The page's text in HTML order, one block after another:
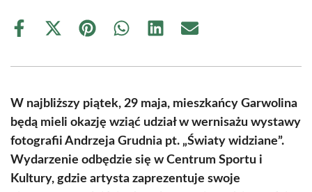
Share
Share
(Twitter)
Share Share Share Share
W najbliższy piątek, 29 maja, mieszkańcy Garwolina
będą mieli okazję wziąć udział w wernisażu wystawy
fotografii Andrzeja Grudnia pt. „Światy widziane”.
Wydarzenie odbędzie się w Centrum Sportu i
Kultury, gdzie artysta zaprezentuje swoje